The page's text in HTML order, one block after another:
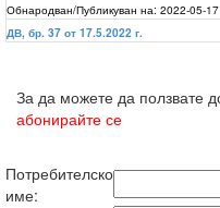
Обнародван/Публикуван на: 2022-05-17
ДВ, бр. 37 от 17.5.2022 г.
За да можете да ползвате
абонирайте се
Потребителско
име: